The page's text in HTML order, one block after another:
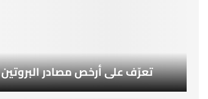
تعرّف على أرخص مصادر البروتين